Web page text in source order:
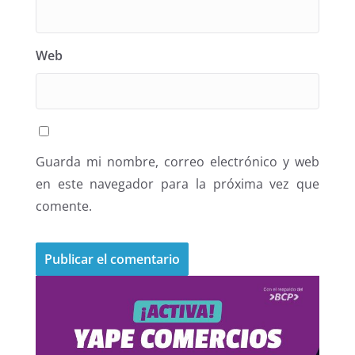
Web
Guarda mi nombre, correo electrónico y web
en este navegador para la próxima vez que
comente.